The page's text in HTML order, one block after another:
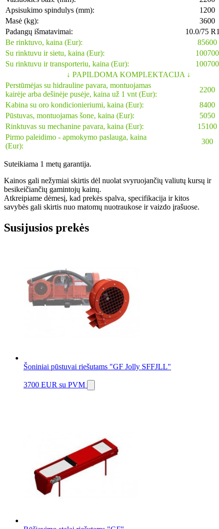
Apsisukimo spindulys (mm):
1200
Masė (kg):
3600
Padangų išmatavimai:
10.0/75
Be rinktuvo, kaina (Eur):
85600
Su rinktuvu ir sietu, kaina (Eur):
100700
Su rinktuvu ir transporteriu, kaina (Eur):
100700
↓ PAPILDOMA KOMPLEKTACIJA ↓
Perstūmėjas su hidrauline pavara, montuojamas
kairėje arba dešinėje pusėje, kaina už 1 vnt (Eur):
2200
Kabina su oro kondicionieriumi, kaina (Eur):
8400
Pūstuvas, montuojamas šone, kaina (Eur):
5050
Rinktuvas su mechanine pavara, kaina (Eur):
15100
Pirmo paleidimo - apmokymo paslauga, kaina
(Eur):
300
Suteikiama 1 metų garantija.
Kainos gali nežymiai skirtis dėl nuolat svyruojančių valiutų kursų ir
besikeičiančių gamintojų kainų.
Atkreipiame dėmesį, kad prekės spalva, specifikacija ir kitos
savybės gali skirtis nuo matomų nuotraukose ir vaizdo įrašuose.
Susijusios prekės
Šoniniai pūstuvai riešutams "GF Jolly SFFJLL"
3700 EUR su PVM